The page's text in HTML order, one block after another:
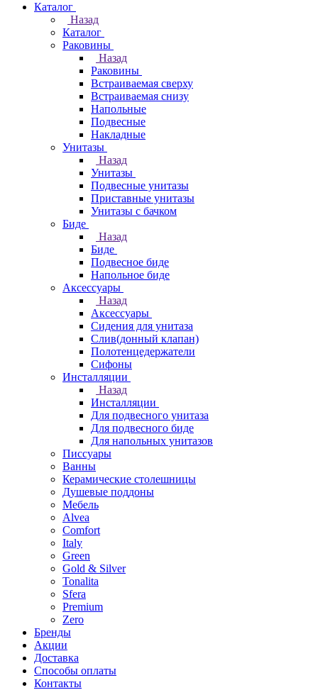
Каталог
Назад
Каталог
Раковины
Назад
Раковины
Встраиваемая сверху
Встраиваемая снизу
Напольные
Подвесные
Накладные
Унитазы
Назад
Унитазы
Подвесные унитазы
Приставные унитазы
Унитазы с бачком
Биде
Назад
Биде
Подвесное биде
Напольное биде
Аксессуары
Назад
Аксессуары
Сидения для унитаза
Слив(донный клапан)
Полотенцедержатели
Сифоны
Инсталляции
Назад
Инсталляции
Для подвесного унитаза
Для подвесного биде
Для напольных унитазов
Писсуары
Ванны
Керамические столешницы
Душевые поддоны
Мебель
Alvea
Comfort
Italy
Green
Gold & Silver
Tonalita
Sfera
Premium
Zero
Бренды
Акции
Доставка
Способы оплаты
Контакты